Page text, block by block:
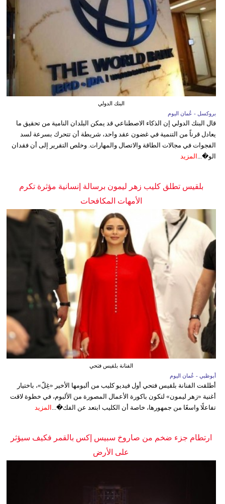
البنك الدولي
بروكسل - عُمان اليوم
قال البنك الدولي إن الذكاء الاصطناعي قد يمكن البلدان النامية من تحقيق ما
يعادل قرناً من التنمية في غضون عقد واحد، شريطة أن تتحرك بسرعة لسد
الفجوات في مجالات الطاقة والاتصال والمهارات. وخلص التقرير إلى أن فقدان
الو�... المزيد
بلقيس تطلق كليب زهر ليمون برسالة إنسانية مؤثرة تكرم
الأمهات المكافحات
الفنانة بلقيس فتحي
أبوظبي - عُمان اليوم
أطلقت الفنانة بلقيس فتحي أول فيديو كليب من ألبومها الأخير «غِلّ»، باختيار
أغنية «زهر ليمون» لتكون باكورة الأعمال المصورة من الألبوم، في خطوة لاقت
تفاعلًا واسعًا من جمهورها، خاصة أن الكليب ابتعد عن الفك�... المزيد
ارتطام جزء ضخم من صاروخ سبيس إكس بالقمر فكيف سيؤثر
على الأرض